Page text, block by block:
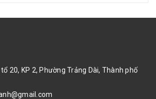
20, KP 2, Phường Trảng Dài, Thành phố